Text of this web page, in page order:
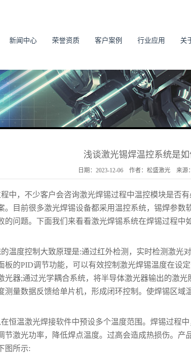
新闻中心 荣誉资质 客户案例 行业应用 关
浅谈激光锡焊温控系统是
日期：2023-12-06 作者：松盛激光 来源
中，不少客户会咨询激光焊锡过程中温控模块是否
。目前很多激光焊锡设备都采用温控系统，锡焊参
的问题。下面我们来看看激光焊锡系统在焊锡过程中
温度控制大致原理是:通过红外检测，实时检测激光
板的PID调节功能，可以有效控制激光焊锡温度在设
光器;通过光学耦合系统，将半导体激光器输出的激
测量数据反馈给单片机，形成闭环控制。使焊锡区域
恒温激光焊接软件中预设多个温度范围。焊锡过程
节激光功率，降低焊点温度。过高会造成热损伤。
图所示: